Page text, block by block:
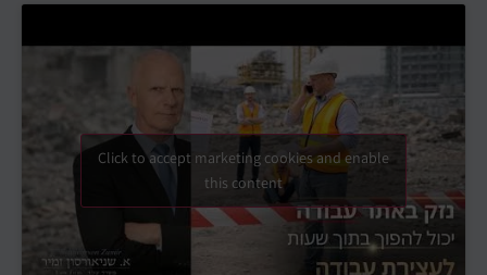
Click to accept marketing cookies and enable
this content